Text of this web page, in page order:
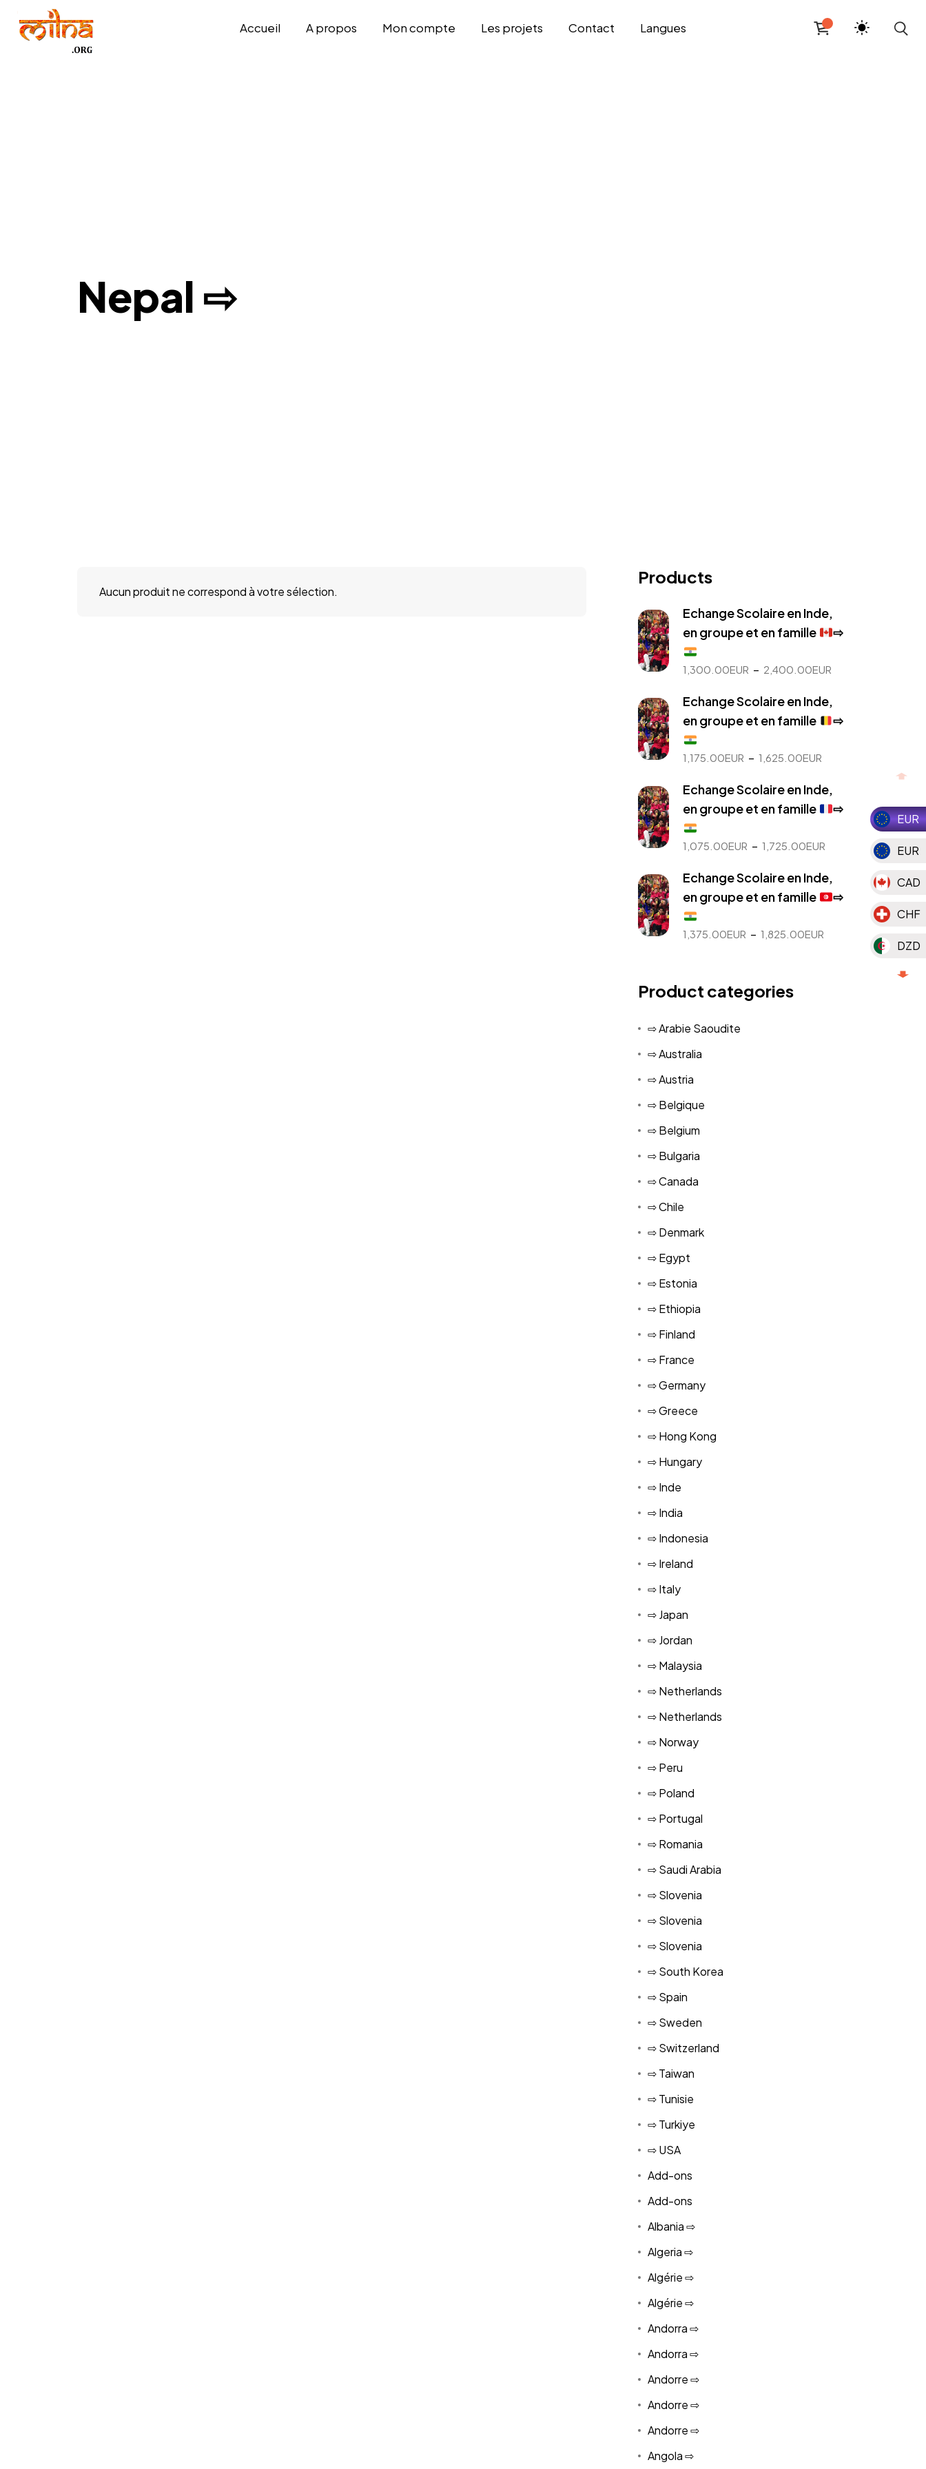
EUR
EUR
CAD
CHF
DZD
MAD
Accueil A propos Mon compte Les projets Contact Langues
Nepal ⇨
Aucun produit ne correspond à votre sélection.
Products
Echange Scolaire en Inde,
en groupe et en famille
⇨
1,300.00EUR – 2,400.00EUR
prix :
1,300.00EUR
Echange Scolaire en Inde,
en groupe et en famille
⇨
1,175.00EUR – 1,625.00EUR
prix :
1,175.00EUR
1,625.00EUR
Echange Scolaire en Inde,
en groupe et en famille
⇨
1,075.00EUR – 1,725.00EUR
prix :
1,075.00EUR
Echange Scolaire en Inde,
en groupe et en famille
⇨
1,375.00EUR – 1,825.00EUR
Product categories
⇨ Arabie Saoudite
⇨ Australia
⇨ Austria
⇨ Belgique
⇨ Belgium
⇨ Bulgaria
⇨ Canada
⇨ Chile
⇨ Denmark
⇨ Egypt
⇨ Estonia
⇨ Ethiopia
⇨ Finland
⇨ France
⇨ Germany
⇨ Greece
⇨ Hong Kong
⇨ Hungary
⇨ Inde
⇨ India
⇨ Indonesia
⇨ Ireland
⇨ Italy
⇨ Japan
⇨ Jordan
⇨ Malaysia
⇨ Netherlands
⇨ Netherlands
⇨ Norway
⇨ Peru
⇨ Poland
⇨ Portugal
⇨ Romania
⇨ Saudi Arabia
⇨ Slovenia
⇨ Slovenia
⇨ Slovenia
⇨ South Korea
⇨ Spain
⇨ Sweden
⇨ Switzerland
⇨ Taiwan
⇨ Tunisie
⇨ Turkiye
⇨ USA
Add-ons
Add-ons
Albania ⇨
Algeria ⇨
Algérie ⇨
Algérie ⇨
Andorra ⇨
Andorra ⇨
Andorre ⇨
Andorre ⇨
Andorre ⇨
Angola ⇨